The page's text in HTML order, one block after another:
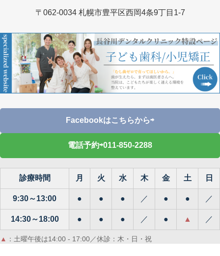
〒062-0034 札幌市豊平区西岡4条9丁目1-7
Facebookはこちらから⇨
電話予約⇨011-850-2288
診療時間 月 火 水 木 金 土 日
9:30～13:00 ● ● ● ／ ● ● ／
14:30～18:00 ● ● ● ／ ● ▲ ／
▲ ：土曜午後は14:00 - 17:00／休診：木・日・祝